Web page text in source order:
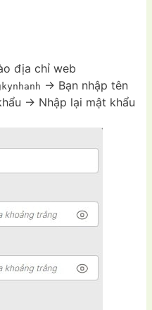
địa chỉ web
-> Bạn nhập tên
-> Nhập lại mật khẩu